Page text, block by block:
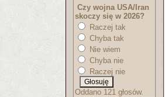
Czy wojna USA/Iran
skoczy się w 2026?
Raczej tak
Chyba tak
Nie wiem
Chyba nie
Raczej nie
Oddano 121 głosów.